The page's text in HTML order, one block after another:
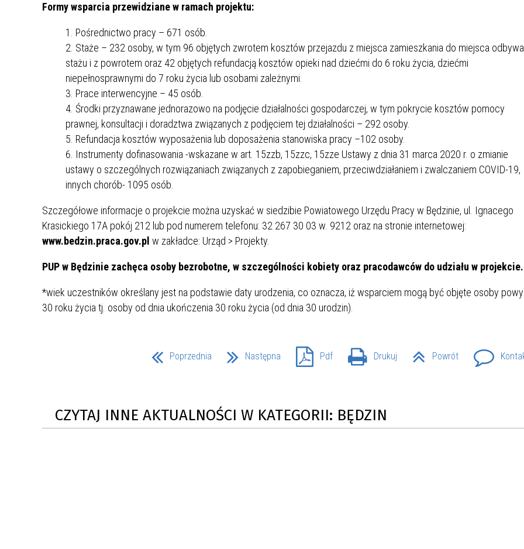
Formy wsparcia przewidziane w ramach projektu:
Pośrednictwo pracy – 671 osób.
Staże – 232 osoby, w tym 96 objętych zwrotem kosztów przejazdu z miejsca zamieszkania do miejsca
stażu i z powrotem oraz 42 objętych refundacją kosztów opieki nad dziećmi do 6 roku życia, dziećmi
niepełnosprawnymi do 7 roku życia lub osobami zależnymi.
Prace interwencyjne – 45 osób.
Środki przyznawane jednorazowo na podjęcie działalności gospodarczej, w tym pokrycie kosztów pomocy
prawnej, konsultacji i doradztwa związanych z podjęciem tej działalności – 292 osoby.
Refundacja kosztów wyposażenia lub doposażenia stanowiska pracy –102 osoby.
Instrumenty dofinasowania -wskazane w art. 15zzb, 15zzc, 15zze Ustawy z dnia 31 marca 2020 r. o zmianie
ustawy o szczególnych rozwiązaniach związanych z zapobieganiem, przeciwdziałaniem i zwalczaniem COVID-19,
innych chorób- 1095 osób.
Szczegółowe informacje o projekcie można uzyskać w siedzibie Powiatowego Urzędu Pracy w Będzinie, ul. Ignacego
Krasickiego 17A pokój 212 lub pod numerem telefonu: 32 267 30 03 w. 9212 oraz na stronie internetowej:
www.bedzin.praca.gov.pl w zakładce: Urząd > Projekty.
PUP w Będzinie zachęca osoby bezrobotne, w szczególności kobiety oraz pracodawców do udziału w projekcie.
*wiek uczestników określany jest na podstawie daty urodzenia, co oznacza, iż wsparciem mogą być objęte osoby
30 roku życia tj. osoby od dnia ukończenia 30 roku życia (od dnia 30 urodzin).
Poprzednia Następna Pdf Drukuj Powrót
CZYTAJ INNE AKTUALNOŚCI W KATEGORII: BĘDZIN